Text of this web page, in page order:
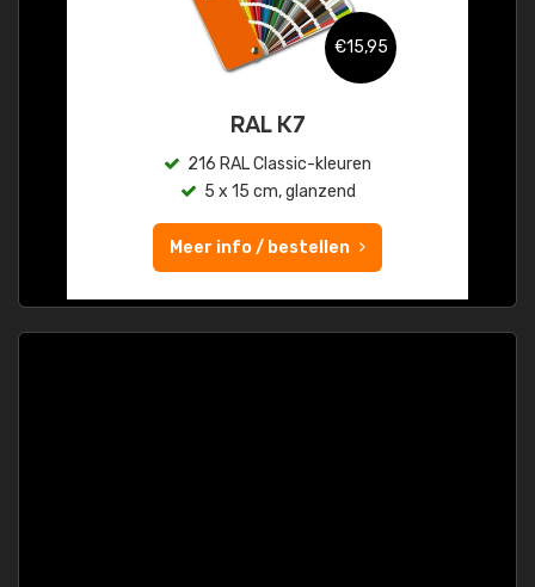
€15,95
RAL K7
216 RAL Classic-kleuren
5 x 15 cm, glanzend
Meer info / bestellen